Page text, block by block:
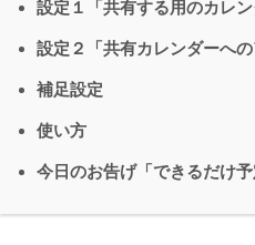
設定１「共有する用のカレン
設定２「共有カレンダーへ
補足設定
使い方
今日のお告げ「できるだけ予